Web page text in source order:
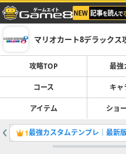
マリオカート8デラックス
攻略TOP 最強
コース キャ
アイテム ショ
1最強カスタムテンプレ｜最新